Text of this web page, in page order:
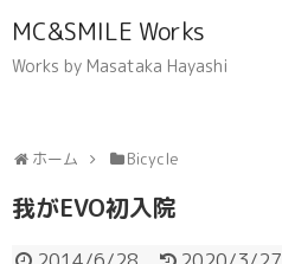
MC&SMILE Works
Works by Masataka Hayashi
ホーム Bicycle
我がEVO初入院